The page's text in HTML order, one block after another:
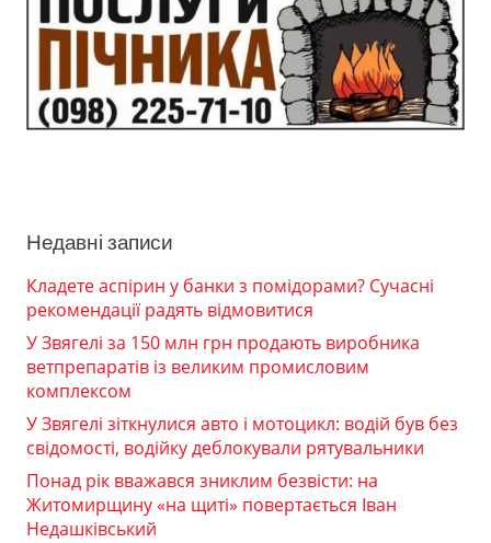
Недавні записи
Кладете аспірин у банки з помідорами? Сучасні
рекомендації радять відмовитися
У Звягелі за 150 млн грн продають виробника
ветпрепаратів із великим промисловим
комплексом
У Звягелі зіткнулися авто і мотоцикл: водій був без
свідомості, водійку деблокували рятувальники
Понад рік вважався зниклим безвісти: на
Житомирщину «на щиті» повертається Іван
Недашківський